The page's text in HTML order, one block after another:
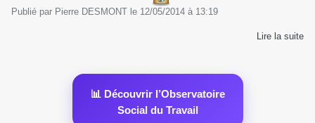
Publié par Pierre DESMONT le 12/05/2014 à 13:19
Lire la suite
📊 Découvrir l’Observatoire
Social du Travail